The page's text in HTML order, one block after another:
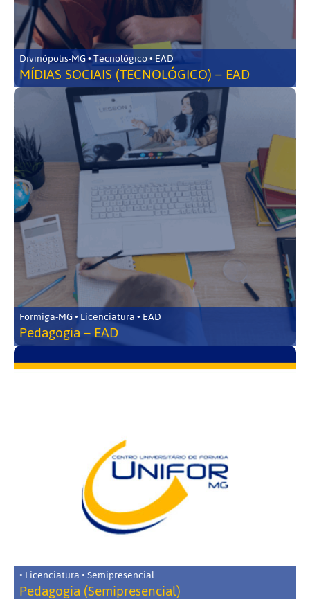
Divinópolis-MG • Tecnológico • EAD
MÍDIAS SOCIAIS (TECNOLÓGICO) – EAD
Formiga-MG • Licenciatura • EAD
Pedagogia – EAD
• Licenciatura • Semipresencial
Pedagogia (Semipresencial)